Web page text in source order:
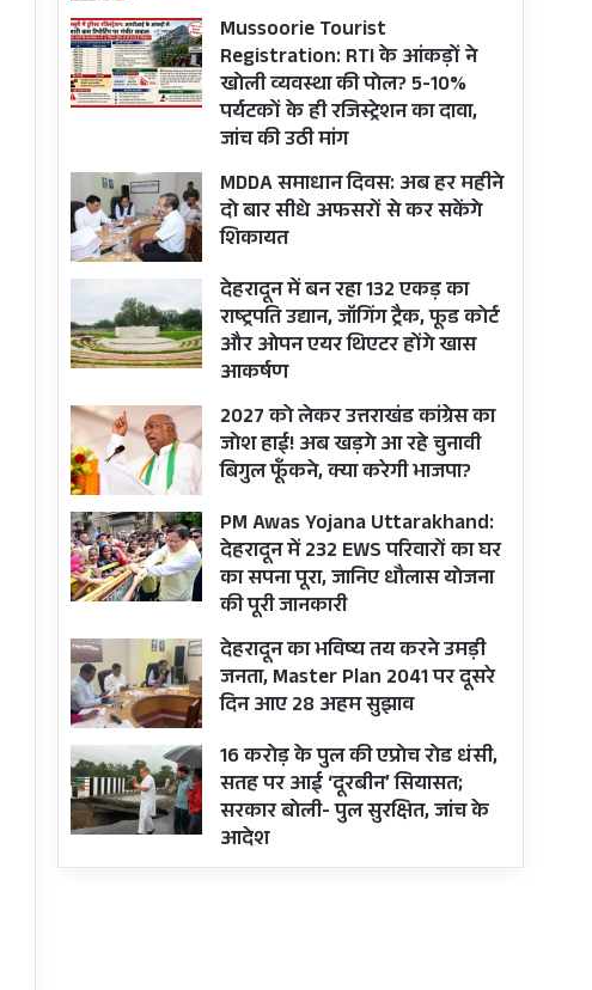
Mussoorie Tourist
Registration: RTI के आंकड़ों ने
खोली व्यवस्था की पोल? 5-10%
पर्यटकों के ही रजिस्ट्रेशन का दावा,
जांच की उठी मांग
MDDA समाधान दिवस: अब हर महीने
दो बार सीधे अफसरों से कर सकेंगे
शिकायत
देहरादून में बन रहा 132 एकड़ का
राष्ट्रपति उद्यान, जॉगिंग ट्रैक, फूड कोर्ट
और ओपन एयर थिएटर होंगे खास
आकर्षण
2027 को लेकर उत्तराखंड कांग्रेस का
जोश हाई! अब खड़गे आ रहे चुनावी
बिगुल फूँकने, क्या करेगी भाजपा?
PM Awas Yojana Uttarakhand:
देहरादून में 232 EWS परिवारों का घर
का सपना पूरा, जानिए धौलास योजना
की पूरी जानकारी
देहरादून का भविष्य तय करने उमड़ी
जनता, Master Plan 2041 पर दूसरे
दिन आए 28 अहम सुझाव
16 करोड़ के पुल की एप्रोच रोड धंसी,
सतह पर आई ‘दूरबीन’ सियासत;
सरकार बोली- पुल सुरक्षित, जांच के
आदेश